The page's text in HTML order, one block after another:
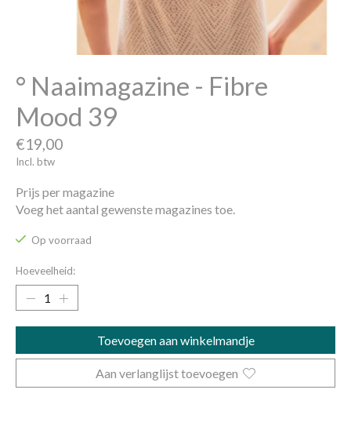
° Naaimagazine - Fibre
Mood 39
€19,00
Incl. btw
Prijs per magazine
Voeg het aantal gewenste magazines toe.
Op voorraad
Hoeveelheid:
Toevoegen aan winkelmandje
Aan verlanglijst toevoegen